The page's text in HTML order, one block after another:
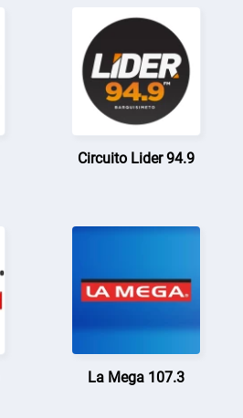
Circuito Lider 94.9
La Mega 107.3